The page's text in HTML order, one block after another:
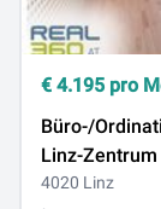
€ 4.195 pro
Büro-/
Linz-
möglich!
4020 Linz